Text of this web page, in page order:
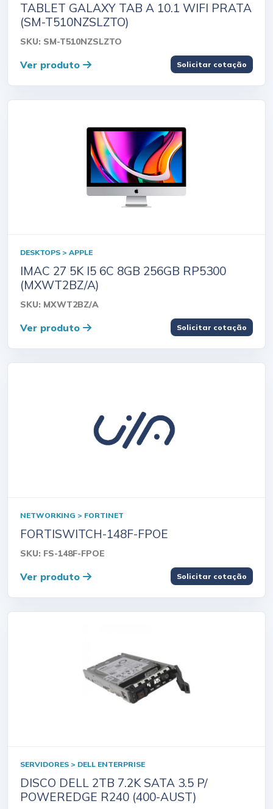
TABLET GALAXY TAB A 10.1 WIFI PRATA
(SM-T510NZSLZTO)
SKU: SM-T510NZSLZTO
Ver produto Solicitar cotação
DESKTOPS > APPLE
IMAC 27 5K I5 6C 8GB 256GB RP5300
(MXWT2BZ/A)
SKU: MXWT2BZ/A
Ver produto Solicitar cotação
NETWORKING > FORTINET
FORTISWITCH-148F-FPOE
SKU: FS-148F-FPOE
Ver produto Solicitar cotação
SERVIDORES > DELL ENTERPRISE
DISCO DELL 2TB 7.2K SATA 3.5 P/
POWEREDGE R240 (400-AUST)